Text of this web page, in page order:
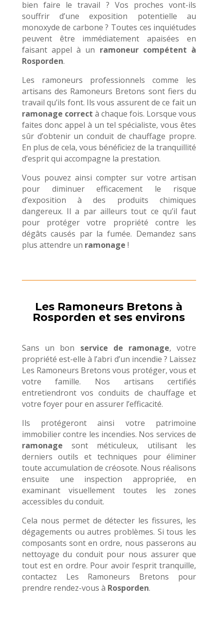
bien faire le travail ? Vos proches vont-ils
souffrir d’une exposition potentielle au
monoxyde de carbone ? Toutes ces inquiétudes
peuvent être immédiatement apaisées en
faisant appel à un ramoneur compétent à
Rosporden.
Les ramoneurs professionnels comme les
artisans des Ramoneurs Bretons sont fiers du
travail qu’ils font. Ils vous assurent de ce fait un
ramonage correct à chaque fois. Lorsque vous
faites donc appel à un tel spécialiste, vous êtes
sûr d’obtenir un conduit de chauffage propre.
En plus de cela, vous bénéficiez de la tranquillité
d’esprit qui accompagne la prestation.
Vous pouvez ainsi compter sur votre artisan
pour diminuer efficacement le risque
d’exposition à des produits chimiques
dangereux. Il a par ailleurs tout ce qu’il faut
pour protéger votre propriété contre les
dégâts causés par la fumée. Demandez sans
plus attendre un ramonage !
Les Ramoneurs Bretons à
Rosporden et ses environs
Sans un bon service de ramonage, votre
propriété est-elle à l’abri d’un incendie ? Laissez
Les Ramoneurs Bretons vous protéger, vous et
votre famille. Nos artisans certifiés
entretiendront vos conduits de chauffage et
votre foyer pour en assurer l’efficacité.
Ils protégeront ainsi votre patrimoine
immobilier contre les incendies. Nos services de
ramonage sont méticuleux, utilisant les
derniers outils et techniques pour éliminer
toute accumulation de créosote. Nous réalisons
ensuite une inspection appropriée, en
examinant visuellement toutes les zones
accessibles du conduit.
Cela nous permet de détecter les fissures, les
dégagements ou autres problèmes. Si tous les
composants sont en ordre, nous passerons au
nettoyage du conduit pour nous assurer que
tout est en ordre. Pour avoir l’esprit tranquille,
contactez Les Ramoneurs Bretons pour
prendre rendez-vous à Rosporden.